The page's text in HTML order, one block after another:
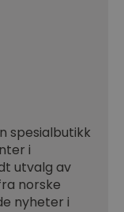
spesialbutikk
i
utvalg av
norske
nyheter i